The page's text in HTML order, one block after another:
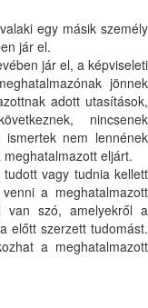
egy másik személy
jár el.
jár el, a képviseleti
jönnek
adott utasítások,
nincsenek
nem lennének
eljárt.
vagy tudnia kellett
a meghatalmazott
van szó, amelyekről a
előtt szerzett tudomást.
a meghatalmazott